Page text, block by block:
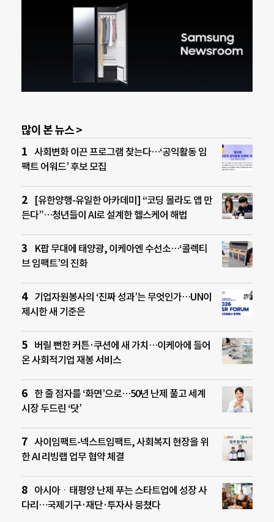
많이 본 뉴스 >
사회변화 이끈 프로그램 찾는다…‘공익활동 임
팩트 어워드’ 후보 모집
[유한양행-유일한 아카데미] “코딩 몰라도 앱 만
든다”…청년들이 AI로 설계한 헬스케어 해법
K팝 무대에 태양광, 이케아엔 수선소…‘콜렉티
브 임팩트’의 진화
기업자원봉사의 ‘진짜 성과’는 무엇인가…UN이
제시한 새 기준은
버릴 뻔한 커튼·쿠션에 새 가치…이케아에 들어
온 사회적기업 재봉 서비스
한 줄 점자를 ‘화면’으로…50년 난제 풀고 세계
시장 두드린 ‘닷’
사이임팩트-넥스트임팩트, 사회복지 현장을 위
한 AI 리빙랩 업무 협약 체결
아시아ㆍ태평양 난제 푸는 스타트업에 성장 사
다리…국제기구·재단·투자사 뭉쳤다